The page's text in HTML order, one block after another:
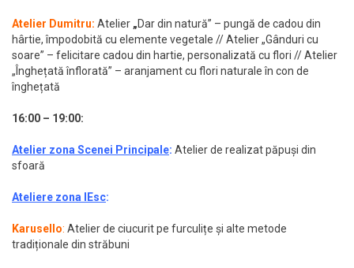
Atelier Dumitru: Atelier „Dar din natură” – pungă de cadou din
hârtie, împodobită cu elemente vegetale // Atelier „Gânduri cu
soare” – felicitare cadou din hartie, personalizată cu flori // Atelier
„Înghețată înflorată” – aranjament cu flori naturale în con de
înghețată
16:00 – 19:00:
Atelier zona Scenei Principale: Atelier de realizat păpuși din
sfoară
Ateliere zona IEsc:
Karusello: Atelier de ciucurit pe furculițe și alte metode
tradiționale din străbuni